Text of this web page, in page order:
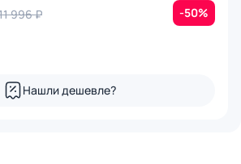
996 ₽ -50%
Нашли дешевле?